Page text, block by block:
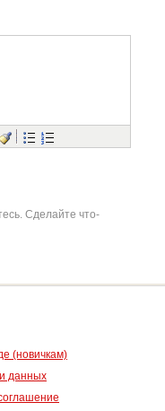
Сделайте что-
(новичкам)
данных